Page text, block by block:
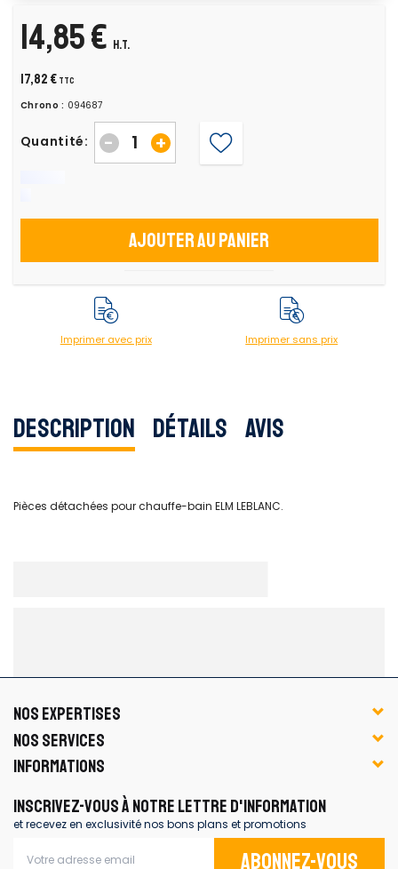
14,85 € H.T.
17,82 € TTC
Chrono : 094687
Quantité: +
-
Ajouter au panier
Imprimer avec prix Imprimer sans prix
Description Détails Avis
Pièces détachées pour chauffe-bain ELM LEBLANC.
NOS EXPERTISES
NOS SERVICES
INFORMATIONS
INSCRIVEZ-VOUS À NOTRE LETTRE D'INFORMATION
et recevez en exclusivité nos bons plans et promotions
Abonnez-vous